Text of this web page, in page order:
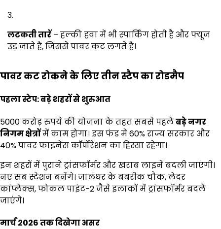
लटकती तारें– हल्की हवा में भी स्पार्किंग होती है और फ्यूज
उड़ जाते हैं, जिससे पावर कट लगते हैं।
पावर कट रोकने के लिए तीन स्टैप का रोडमैप
पहला स्टेप: बड़े शहरों से शुरुआत
5000 करोड़ रुपये की योजना के तहत सबसे पहलेबड़े नगर
निगम क्षेत्रोंमें काम होगा। इस फंड में 60% राज्य सरकार और
40% पावर फाइनेंस कॉर्पोरेशन का हिस्सा रहेगा।
इन शहरों में पुराने ट्रांसफॉर्मर और खराब लाइनें बदली जाएंगी।
नए सब स्टेशन बनेंगे। जालंधर के बबरीक चौक, लेदर
कांप्लेक्स, फोकल पाइंट-2 जैसे इलाकों में ट्रांसफॉर्मर बदले
जाएंगे।
मार्च 2026 तक दिखेगा असर